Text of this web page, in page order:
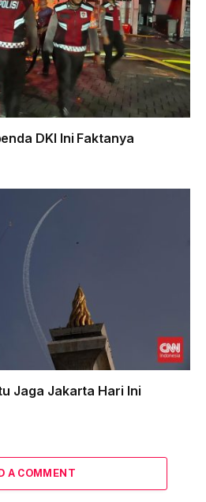
DKI Ini Faktanya
Jaga Jakarta Hari Ini
A COMMENT